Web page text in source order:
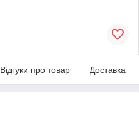
Відгуки про товар Доставка